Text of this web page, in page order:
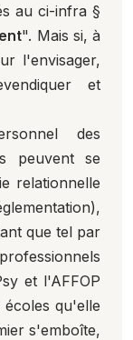
au ci-infra §
". Mais si, à
l'envisager,
et
des
peuvent se
relationnelle
que tel par
et l'AFFOP
qu'elle
s'emboîte,